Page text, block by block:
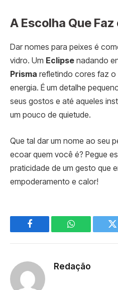
A Escolha Que
Dar nomes para peixes é
vidro. Um Eclipse nadando
Prisma refletindo cores faz o
energia. É um detalhe
seus gostos e até aqueles
um pouco de quietude.
Que tal dar um nome ao seu
ecoar quem você é? Pegue
praticidade de um gesto que
empoderamento e calor!
Facebook WhatsApp
Redação